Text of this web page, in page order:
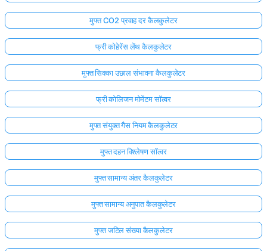
मुफ्त CO2 प्रवाह दर कैलकुलेटर
फ्री कोहेरेंस लेंथ कैलकुलेटर
मुफ्त सिक्का उछाल संभावना कैलकुलेटर
फ्री कोलिजन मोमेंटम सॉल्वर
मुफ्त संयुक्त गैस नियम कैलकुलेटर
मुफ्त दहन विश्लेषण सॉल्वर
मुफ्त सामान्य अंतर कैलकुलेटर
मुफ्त सामान्य अनुपात कैलकुलेटर
मुफ्त जटिल संख्या कैलकुलेटर